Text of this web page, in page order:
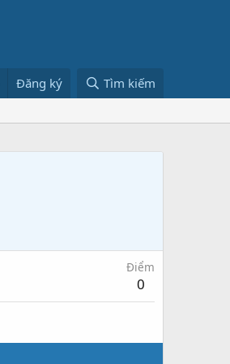
Đăng ký Tìm kiếm
Điểm
0